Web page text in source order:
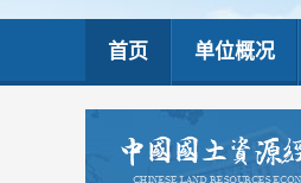
首页 单位概况